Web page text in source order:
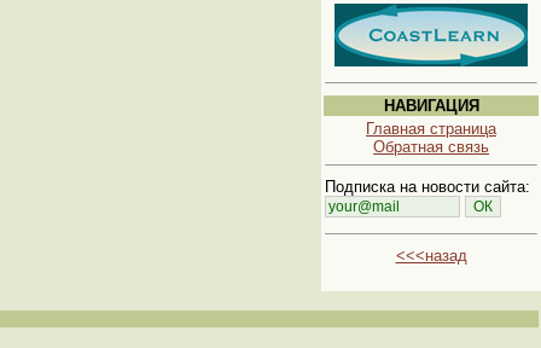
НАВИГАЦИЯ
Главная страница
Обратная связь
Подписка на новости сайта:
<<<назад